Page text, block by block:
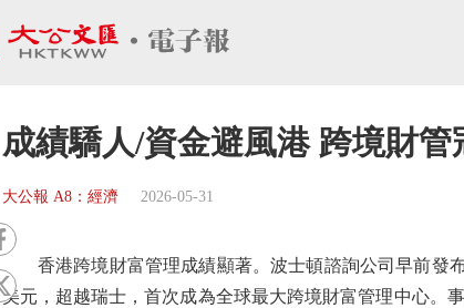
成績驕人/資金避風港 跨境財管
大公報 A8：經濟 2026-05-31
香港跨境財富管理成績顯著。波士頓諮詢公司早前發布
美元，超越瑞士，首次成為全球最大跨境財富管理中心。